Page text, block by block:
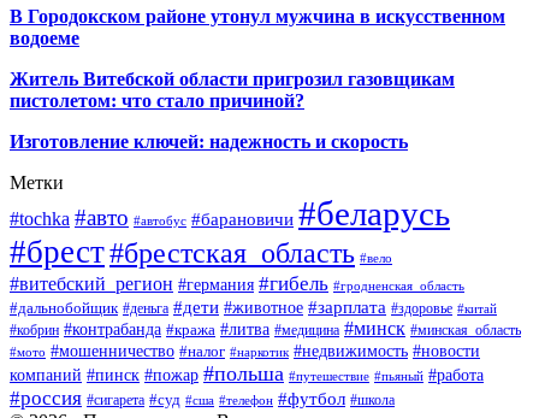
В Городокском районе утонул мужчина в искусственном
водоеме
Житель Витебской области пригрозил газовщикам
пистолетом: что стало причиной?
Изготовление ключей: надежность и скорость
Метки
#tochka #авто #автобус #барановичи #беларусь
#брест#брестская_область #вело
#витебский_регион #германия #гибель #гродненская_область
#дальнобойщик #деньга #дети #животное #зарплата #здоровье #китай
#кобрин #контрабанда #кража #литва #медицина #минск #минская_область
#мото #мошенничество #налог #наркотик #недвижимость #новости
компаний #пинск #пожар #польша #путешествие #пьяный #работа
#россия #сигарета #суд #сша #телефон #футбол #школа